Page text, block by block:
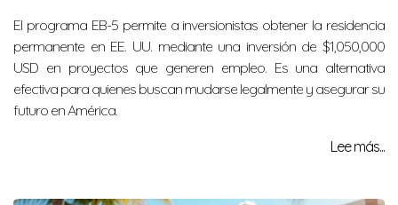
El programa EB-5 permite a inversionistas obtener la residencia
permanente en EE. UU. mediante una inversión de $1,050,000
USD en proyectos que generen empleo. Es una alternativa
efectiva para quienes buscan mudarse legalmente y asegurar su
futuro en América.
Lee más...